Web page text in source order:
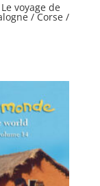
voyage de
/ Corse /